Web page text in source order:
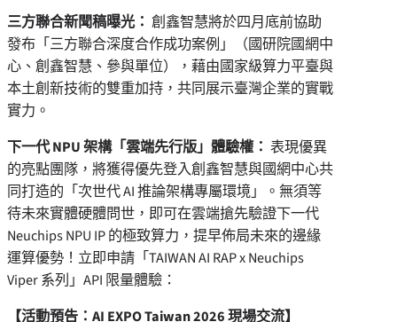
三方聯合新聞稿曝光： 創鑫智慧將於四月底前協助
發布「三方聯合深度合作成功案例」（國研院國網中
心、創鑫智慧、參與單位），藉由國家級算力平臺與
本土創新技術的雙重加持，共同展示臺灣企業的實戰
實力。
下一代NPU架構「雲端先行版」體驗權： 表現優異
的亮點團隊，將獲得優先登入創鑫智慧與國網中心共
同打造的「次世代 AI 推論架構專屬環境」。無須等
待未來實體硬體問世，即可在雲端搶先驗證下一代
Neuchips NPU IP 的極致算力，提早佈局未來的邊緣
運算優勢！立即申請「TAIWAN AI RAP x Neuchips
Viper 系列」API 限量體驗：
【活動預告： AI EXPO Taiwan 2026現場交流】